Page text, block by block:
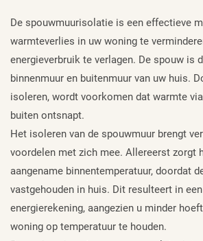
De spouwmuurisolatie is een effectieve
warmteverlies in uw woning te
energieverbruik te verlagen. De spouw is
binnenmuur en buitenmuur van uw huis.
isoleren, wordt voorkomen dat warmte
buiten ontsnapt.
Het isoleren van de spouwmuur brengt
voordelen met zich mee. Allereerst zorgt
aangename binnentemperatuur, doordat
vastgehouden in huis. Dit resulteert in
energierekening, aangezien u minder
woning op temperatuur te houden.